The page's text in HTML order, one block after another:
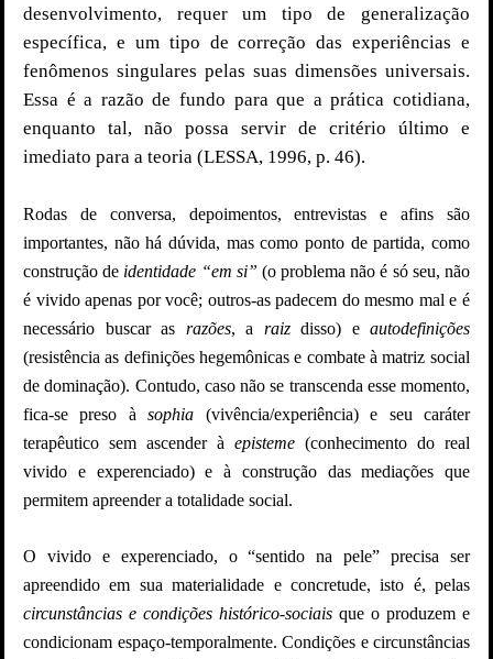
desenvolvimento, requer um tipo de generalização
específica, e um tipo de correção das experiências e
fenômenos singulares pelas suas dimensões universais.
Essa é a razão de fundo para que a prática cotidiana,
enquanto tal, não possa servir de critério último e
imediato para a teoria (LESSA, 1996, p. 46).
Rodas de conversa, depoimentos, entrevistas e afins são
importantes, não há dúvida, mas como ponto de partida, como
construção de identidade “em si” (o problema não é só seu, não
é vivido apenas por você; outros-as padecem do mesmo mal e é
necessário buscar as razões, a raizdisso) e autodefinições
(resistência as definições hegemônicas e combate à matriz social
de dominação). Contudo, caso não se transcenda esse momento,
fica-se preso àsophia (vivência/experiência) e seu caráter
terapêutico sem ascender à episteme (conhecimento do real
vivido e experenciado) e à construção das mediações que
permitem apreender a totalidade social.
O vivido e experenciado, o “sentido na pele” precisa ser
apreendido em sua materialidade e concretude, isto é, pelas
circunstâncias e condições histórico-sociais que o produzem e
condicionam espaço-temporalmente. Condições e circunstâncias